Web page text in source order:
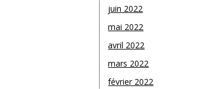
juin 2022
mai 2022
avril 2022
mars 2022
février 2022